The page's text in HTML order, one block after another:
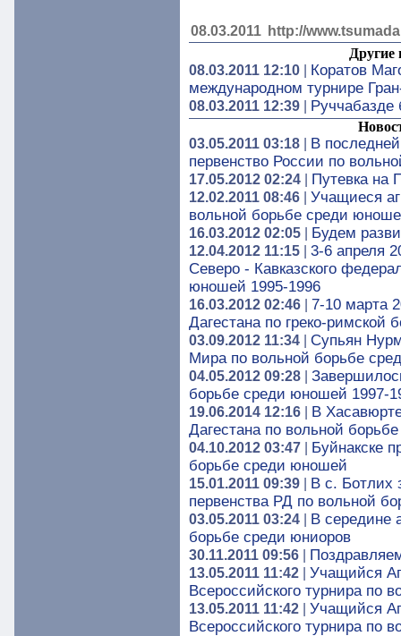
08.03.2011 http://
Другие
08.03.2011 12:10
Коратов
международном турнире
08.03.2011 12:39 Руччабазде
03.05.2011 03:18
В
первенство России по
17.05.2012 02:24 Путевка на
12.02.2011 08:46
Учащиеся
вольной борьбе среди
16.03.2012 02:05 Будем
12.04.2012 11:15
3-6 апреля
Северо - Кавказского
юношей 1995-1996
16.03.2012 02:46
7-10 марта
Дагестана по греко-римской
03.09.2012 11:34
Супьян
Мира по вольной борьбе
04.05.2012 09:28
борьбе среди юношей 1997-
19.06.2014 12:16
В
Дагестана по вольной борьбе
04.10.2012 03:47
Буйнакске
борьбе среди юношей
15.01.2011 09:39
В с. Ботлих
первенства РД по вольной
03.05.2011 03:24
В середине
борьбе среди юниоров
30.11.2011 09:56
13.05.2011 11:42
Учащийся
Всероссийского турнира по
13.05.2011 11:42
Учащийся
Всероссийского турнира по